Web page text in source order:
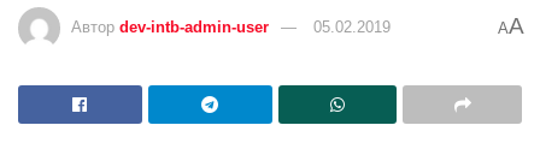
Автор dev-intb-admin-user 05.02.2019 AA